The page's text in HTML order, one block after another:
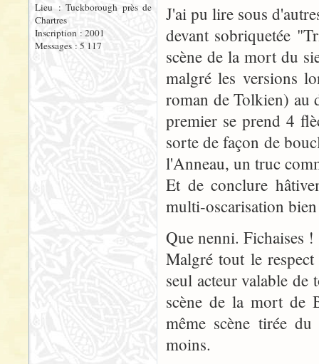
Lieu : Tuckborough près de
Chartres
Inscription : 2001
Messages : 5 117
J'ai pu lire sous
devant sobriquetée
scène de la mort du
malgré les versions
roman de Tolkien) au
premier se prend 4
sorte de façon de
l'Anneau, un truc
Et de conclure
multi-oscarisation
Que nenni. Fichaises !
Malgré tout le
seul acteur valable de
scène de la mort de
même scène tirée
moins.